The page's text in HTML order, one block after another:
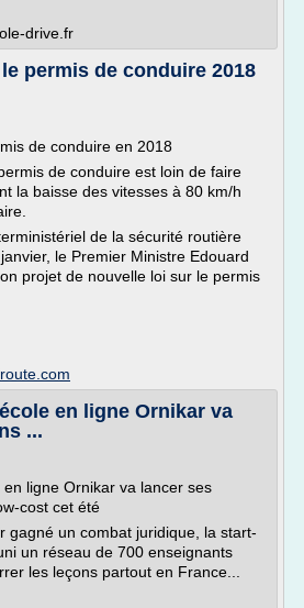
drive.fr
permis de conduire 2018
de conduire en 2018
de conduire est loin de faire
la baisse des vitesses à 80 km/h
de la sécurité routière
le Premier Ministre Edouard
projet de nouvelle loi sur le permis
en ligne Ornikar va
...
ligne Ornikar va lancer ses
cost cet été
gagné un combat juridique, la start-
un réseau de 700 enseignants
les leçons partout en France...